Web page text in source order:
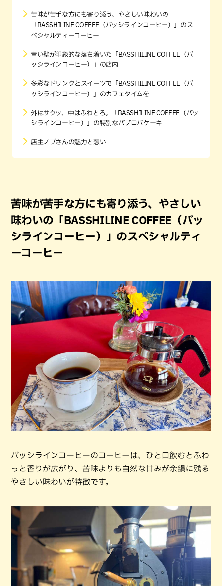
苦味が苦手な方にも寄り添う、やさしい味わいの
「BASSHILINE COFFEE（バッシラインコーヒー）」のス
ペシャルティーコーヒー
青い壁が印象的な落ち着いた「BASSHILINE COFFEE（バ
ッシラインコーヒー）」の店内
多彩なドリンクとスイーツで「BASSHILINE COFFEE（バ
ッシラインコーヒー）」のカフェタイムを
外はサクッ、中はふわとろ。「BASSHILINE COFFEE（バッ
シラインコーヒー）」の特別なパブロバケーキ
店主ノブさんの魅力と想い
苦味が苦手な方にも寄り添う、やさしい
味わいの「BASSHILINE COFFEE（バッ
シラインコーヒー）」のスペシャルティ
ーコーヒー
バッシラインコーヒーのコーヒーは、ひと口飲むとふわ
っと香りが広がり、苦味よりも自然な甘みが余韻に残る
やさしい味わいが特徴です。